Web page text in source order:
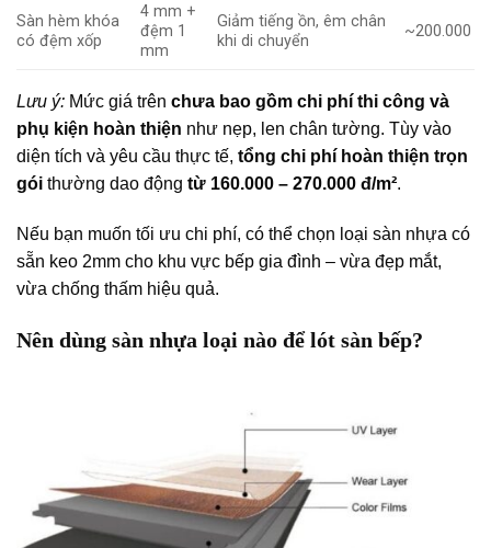
Sàn hèm khóa
có đệm xốp
4 mm +
đệm 1
mm
Giảm tiếng ồn, êm chân
khi di chuyển
~200.000
Lưu ý: Mức giá trên chưa bao gồm chi phí thi công và
phụ kiện hoàn thiện như nẹp, len chân tường. Tùy vào
diện tích và yêu cầu thực tế, tổng chi phí hoàn thiện trọn
gói thường dao động từ 160.000 – 270.000 đ/m².
Nếu bạn muốn tối ưu chi phí, có thể chọn loại sàn nhựa có
sẵn keo 2mm cho khu vực bếp gia đình – vừa đẹp mắt,
vừa chống thấm hiệu quả.
Nên dùng sàn nhựa loại nào để lót sàn bếp?